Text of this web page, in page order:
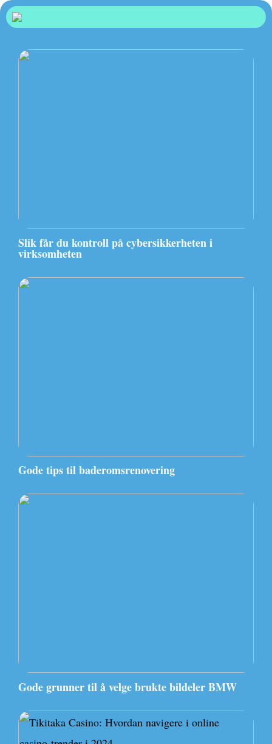
Slik får du kontroll på cybersikkerheten i
virksomheten
Gode tips til baderomsrenovering
Gode grunner til å velge brukte bildeler BMW